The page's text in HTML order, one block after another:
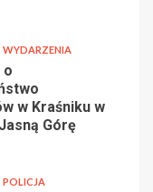
WYDARZENIA
o
w Kraśniku w
Górę
POLICJA